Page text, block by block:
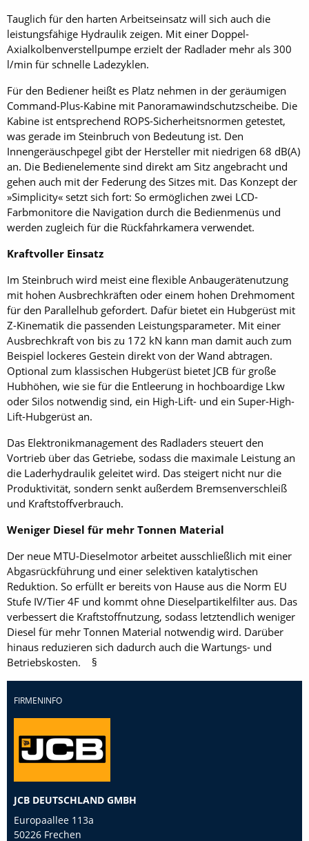
Tauglich für den harten Arbeitseinsatz will sich auch die
leistungsfähige Hydraulik zeigen. Mit einer Doppel-
Axialkolbenverstellpumpe erzielt der Radlader mehr als 300
l/min für schnelle Ladezyklen.
Für den Bediener heißt es Platz nehmen in der geräumigen
Command-Plus-Kabine mit Panoramawindschutzscheibe. Die
Kabine ist entsprechend ROPS-Sicherheitsnormen getestet,
was gerade im Steinbruch von Bedeutung ist. Den
Innengeräuschpegel gibt der Hersteller mit niedrigen 68 dB(A)
an. Die Bedienelemente sind direkt am Sitz angebracht und
gehen auch mit der Federung des Sitzes mit. Das Konzept der
»Simplicity« setzt sich fort: So ermöglichen zwei LCD-
Farbmonitore die Navigation durch die Bedienmenüs und
werden zugleich für die Rückfahrkamera verwendet.
Kraftvoller Einsatz
Im Steinbruch wird meist eine flexible Anbaugerätenutzung
mit hohen Ausbrechkräften oder einem hohen Drehmoment
für den Parallelhub gefordert. Dafür bietet ein Hubgerüst mit
Z-Kinematik die passenden Leistungsparameter. Mit einer
Ausbrechkraft von bis zu 172 kN kann man damit auch zum
Beispiel lockeres Gestein direkt von der Wand abtragen.
Optional zum klassischen Hubgerüst bietet JCB für große
Hubhöhen, wie sie für die Entleerung in hochboardige Lkw
oder Silos notwendig sind, ein High-Lift- und ein Super-High-
Lift-Hubgerüst an.
Das Elektronikmanagement des Radladers steuert den
Vortrieb über das Getriebe, sodass die maximale Leistung an
die Laderhydraulik geleitet wird. Das steigert nicht nur die
Produktivität, sondern senkt außerdem Bremsenverschleiß
und Kraftstoffverbrauch.
Weniger Diesel für mehr Tonnen Material
Der neue MTU-Dieselmotor arbeitet ausschließlich mit einer
Abgasrückführung und einer selektiven katalytischen
Reduktion. So erfüllt er bereits von Hause aus die Norm EU
Stufe IV/Tier 4F und kommt ohne Dieselpartikelfilter aus. Das
verbessert die Kraftstoffnutzung, sodass letztendlich weniger
Diesel für mehr Tonnen Material notwendig wird. Darüber
hinaus reduzieren sich dadurch auch die Wartungs- und
Betriebskosten. §
FIRMENINFO
JCB DEUTSCHLAND GMBH
Europaallee 113a
50226 Frechen